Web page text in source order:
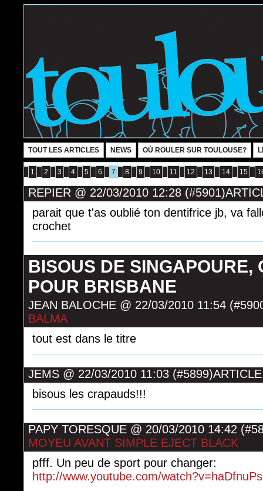
TOUT LES ARTICLES NEWS OÙ ROULER SUR TOULOUSE?
1 2 3 4 5 6 7 8 9 10 11 12 13 14 15
REPIER @ 22/03/2010 12:28 (#5901)
parait que t'as oublié ton dentifrice jb, va
crochet
BISOUS DE SINGAPOURE,
POUR BRISBANE
JEAN BALOCHE @ 22/03/2010 11:54
BALMA
tout est dans le titre
JEMS @ 22/03/2010 11:03 (#5899)
bisous les crapauds!!!
PAPY TORESQUE @ 20/03/2010 14:42
MOYEU AVANT SIMPLE EJECT BLACK
pfff. Un peu de sport pour changer:
http://www.youtube.com/